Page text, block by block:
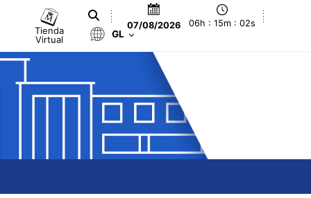
Tienda
Virtual
07/08/2026 06h : 15m : 03s
GL